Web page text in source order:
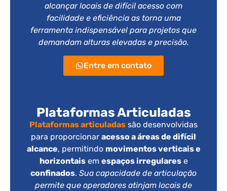
alcançar locais de difícil acesso com
facilidade e eficiência as torna uma
ferramenta indispensável para projetos que
demandam alturas elevadas e precisão.
Entre em contato
Plataformas Articuladas
Plataformas articuladas são desenvolvidas
para proporcionar acesso a áreas de difícil
alcance, permitindo movimentos verticais e
horizontaisem espaços irregularese
confinados. Sua capacidade de articulação
permite que operadores atinjam locais de